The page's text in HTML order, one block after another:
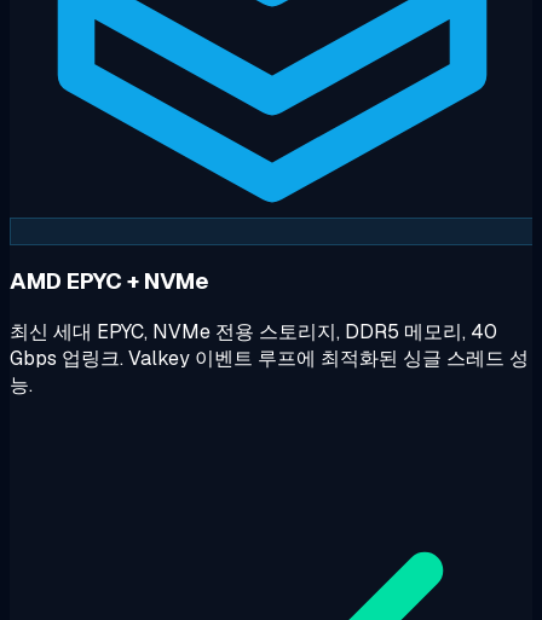
AMD EPYC + NVMe
최신 세대 EPYC, NVMe 전용 스토리지, DDR5 메모리, 40
Gbps 업링크. Valkey 이벤트 루프에 최적화된 싱글 스레드 성
능.